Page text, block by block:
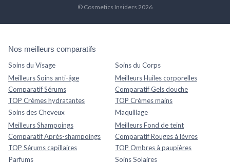
© Cosmetics Insiders 2026
Nos meilleurs comparatifs
Soins du Visage
Meilleurs Soins anti-âge
Comparatif Sérums
TOP Crèmes hydratantes
Soins du Corps
Meilleurs Huiles corporelles
Comparatif Gels douche
TOP Crèmes mains
Soins des Cheveux
Meilleurs Shampoings
Comparatif Après-shampoings
TOP Sérums capillaires
Maquillage
Meilleurs Fond de teint
Comparatif Rouges à lèvres
TOP Ombres à paupières
Parfums
Soins Solaires